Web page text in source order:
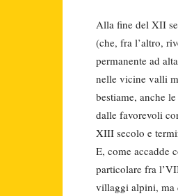
Alla fine del XII
(che, fra l’altro,
permanente ad
nelle vicine valli
bestiame, anche
dalle favorevoli
XIII secolo e
E, come accadde
particolare fra
villaggi alpini, ma